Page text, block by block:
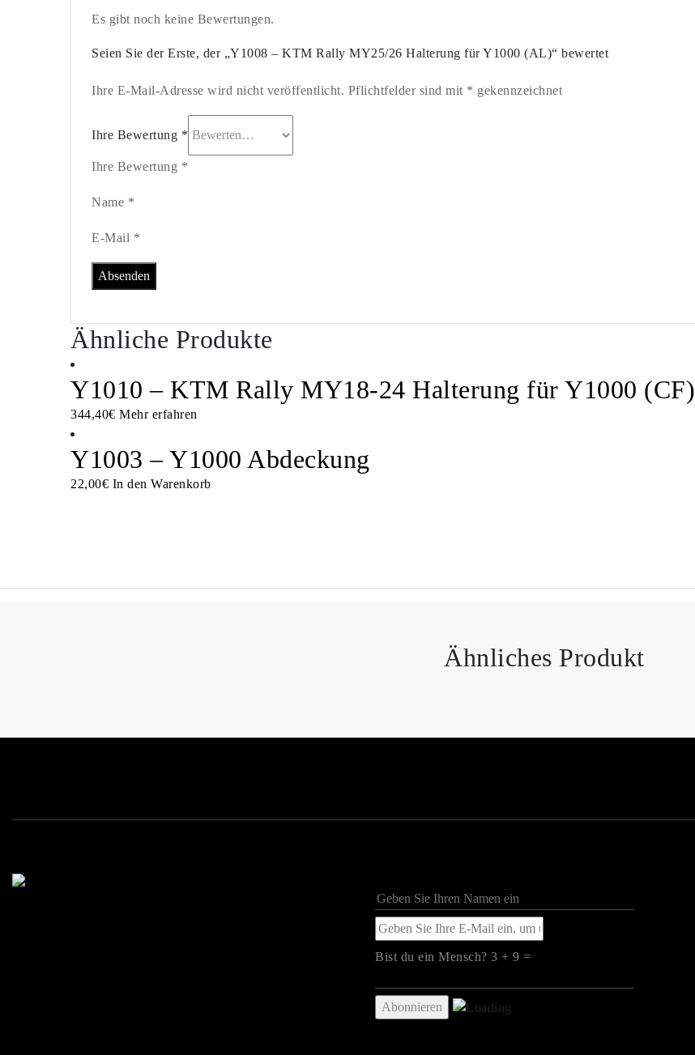
Es gibt noch keine Bewertungen.
Seien Sie der Erste, der „Y1008 – KTM Rally MY25/26 Halterung für Y1000 (AL)“ bewertet
Ihre E-Mail-Adresse wird nicht veröffentlicht. Pflichtfelder sind mit * gekennzeichnet
Ihre Bewertung *
Ihre Bewertung *
Name *
E-Mail *
Ähnliche Produkte
Y1010 – KTM Rally MY18-24 Halterung für Y1000 (CF)
344,40€ Mehr erfahren
Y1003 – Y1000 Abdeckung
22,00€ In den Warenkorb
Ähnliches Produkt
Bist du ein Mensch? 3 + 9 =